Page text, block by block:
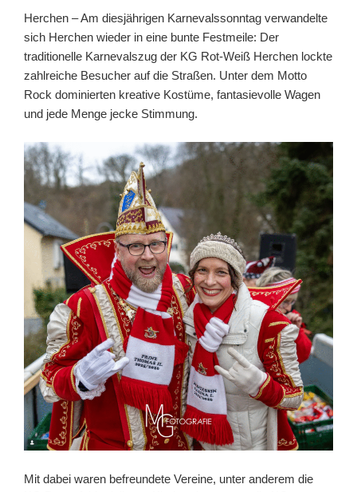
Herchen – Am diesjährigen Karnevalssonntag verwandelte
sich Herchen wieder in eine bunte Festmeile: Der
traditionelle Karnevalszug der KG Rot-Weiß Herchen lockte
zahlreiche Besucher auf die Straßen. Unter dem Motto
Rock dominierten kreative Kostüme, fantasievolle Wagen
und jede Menge jecke Stimmung.
Mit dabei waren befreundete Vereine, unter anderem die